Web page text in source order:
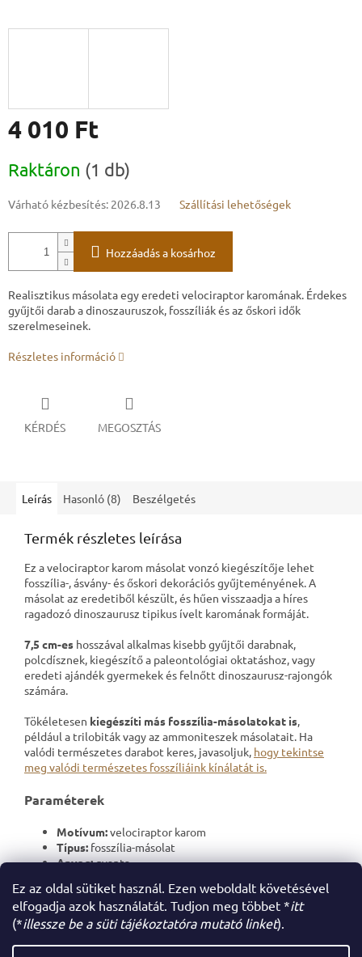
Ez az oldal sütiket használ. Ezen weboldalt követésével
elfogadja azok használatát. Tudjon meg többet *itt
(*illessze be a süti tájékoztatóra mutató linket).
4 010 Ft
Raktáron (1 db)
Várható kézbesítés: 2026.8.13 Szállítási lehetőségek
Hozzáadás a kosárhoz
Realisztikus másolata egy eredeti velociraptor karomának. Érdekes
gyűjtői darab a dinoszauruszok, fosszíliák és az őskori idők
szerelmeseinek.
Részletes információ
KÉRDÉS MEGOSZTÁS
Leírás Hasonló (8) Beszélgetés
Termék részletes leírása
Ez a velociraptor karom másolat vonzó kiegészítője lehet
fosszília-, ásvány- és őskori dekorációs gyűjteményének. A
másolat az eredetiből készült, és hűen visszaadja a híres
ragadozó dinoszaurusz tipikus ívelt karomának formáját.
7,5 cm-es hosszával alkalmas kisebb gyűjtői darabnak,
polcdísznek, kiegészítő a paleontológiai oktatáshoz, vagy
eredeti ajándék gyermekek és felnőtt dinoszaurusz-rajongók
számára.
Tökéletesen kiegészíti más fosszília-másolatokat is,
például a trilobiták vagy az ammoniteszek másolatait. Ha
valódi természetes darabot keres, javasoljuk, hogy tekintse
meg valódi természetes fosszíliáink kínálatát is.
Paraméterek
Motívum:velociraptor karom
Típus: fosszília-másolat
Anyag:gyanta